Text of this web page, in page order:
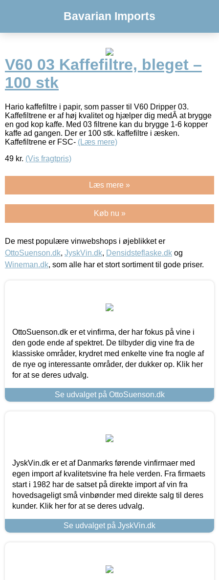
Bavarian Imports
V60 03 Kaffefiltre, bleget –
100 stk
Hario kaffefiltre i papir, som passer til V60 Dripper 03.
Kaffefiltrene er af høj kvalitet og hjælper dig medÂ at brygge
en god kop kaffe. Med 03 filtrene kan du brygge 1-6 kopper
kaffe ad gangen. Der er 100 stk. kaffefiltre i æsken.
Kaffefiltrene er FSC- (Læs mere)
49 kr. (Vis fragtpris)
Læs mere »
Køb nu »
De mest populære vinwebshops i øjeblikket er
OttoSuenson.dk, JyskVin.dk, Densidsteflaske.dk og
Wineman.dk, som alle har et stort sortiment til gode priser.
OttoSuenson.dk er et vinfirma, der har fokus på vine i
den gode ende af spektret. De tilbyder dig vine fra de
klassiske områder, krydret med enkelte vine fra nogle af
de nye og interessante områder, der dukker op. Klik her
for at se deres udvalg.
Se udvalget på OttoSuenson.dk
JyskVin.dk er et af Danmarks førende vinfirmaer med
egen import af kvalitetsvine fra hele verden. Fra firmaets
start i 1982 har de satset på direkte import af vin fra
hovedsageligt små vinbønder med direkte salg til deres
kunder. Klik her for at se deres udvalg.
Se udvalget på JyskVin.dk